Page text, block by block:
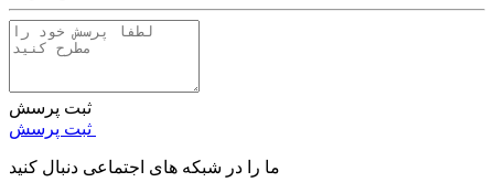
ثبت پرسش
ما را در شبکه های اجتماعی دنبال کنید